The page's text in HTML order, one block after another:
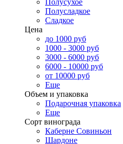
Полусухое
Полусладкое
Сладкое
Цена
до 1000 руб
1000 - 3000 руб
3000 - 6000 руб
6000 - 10000 руб
от 10000 руб
Еще
Объем и упаковка
Подарочная упаковка
Еще
Сорт винограда
Каберне Совиньон
Шардоне